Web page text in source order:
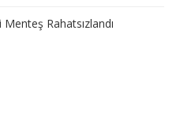
Rahatsızlandı